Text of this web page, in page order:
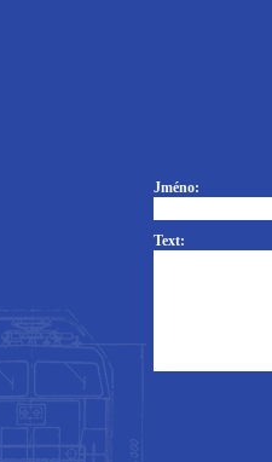
Jméno:
Text: